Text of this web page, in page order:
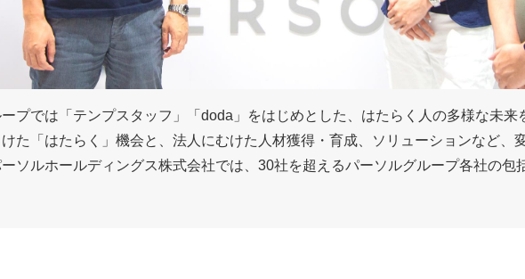
プでは「テンプスタッフ」「doda」をはじめとした、はたらく人の多様な未来
た「はたらく」機会と、法人にむけた人材獲得・育成、ソリューションなど、
ソルホールディングス株式会社では、30社を超えるパーソルグループ各社の包